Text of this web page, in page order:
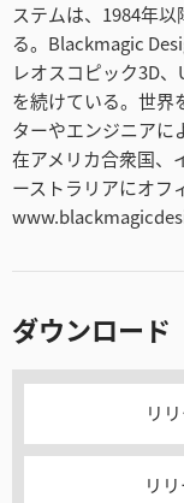
ステムは、1984年
る。Blackmagic
レオスコピック3D
を続けている。世界
ターやエンジニアに
在アメリカ合衆国、
ーストラリアにオフ
ダウンロード
リ
リ